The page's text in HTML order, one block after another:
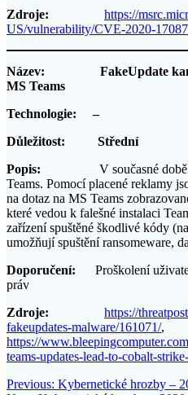
Zdroje:
https://
US/vulnerability/CVE-2020-17087
Název: FakeUpdate
MS Teams
Technologie: –
Důležitost: Střední
Popis:
V současné
Teams. Pomocí placené reklamy
na dotaz na MS Teams
které vedou k falešné instalaci
zařízení spuštěné škodlivé kódy
umožňují spuštění ransomeware,
Doporučení:
Proškolení
práv
Zdroje:
https://
fakeupdates-malware/161071/,
https://
teams-updates-lead-to-cobalt-
Post
Previous: Previous
Kybernetické hrozby –